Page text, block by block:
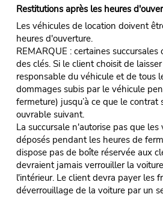
Restitutions après les heures
Les véhicules de location doivent
heures d'ouverture.
REMARQUE : certaines
des clés. Si le client choisit de
responsable du véhicule et de tous
dommages subis par le véhicule
fermeture) jusqu’à ce que le contrat
ouvrable suivant.
La succursale n'autorise pas que les
déposés pendant les heures de
dispose pas de boîte réservée aux
devraient jamais verrouiller la
l'intérieur. Le client devra payer les
déverrouillage de la voiture par un